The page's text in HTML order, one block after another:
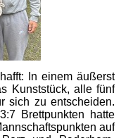
In einem äußerst
Kunststück, alle fünf
sich zu entscheiden.
Brettpunkten hatte
auf